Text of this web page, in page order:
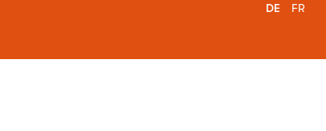
DE FR